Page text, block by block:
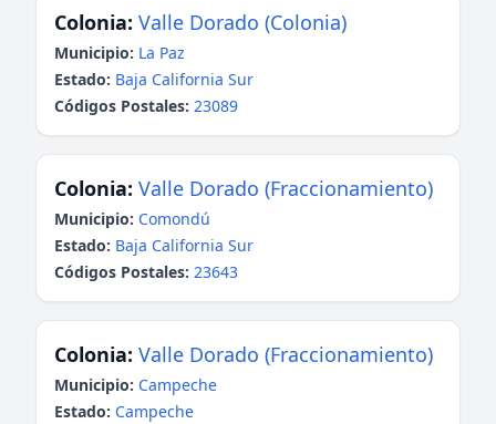
Colonia: Valle Dorado (Colonia)
Municipio: La Paz
Estado: Baja California Sur
Códigos Postales: 23089
Colonia: Valle Dorado (Fraccionamiento)
Municipio: Comondú
Estado: Baja California Sur
Códigos Postales: 23643
Colonia: Valle Dorado (Fraccionamiento)
Municipio: Campeche
Estado: Campeche